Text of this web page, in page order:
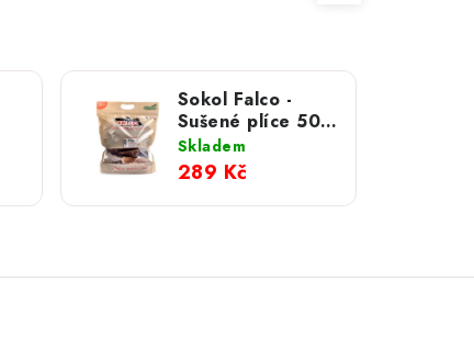
Sokol Falco -
Sušené plíce 500
g
Skladem
289 Kč